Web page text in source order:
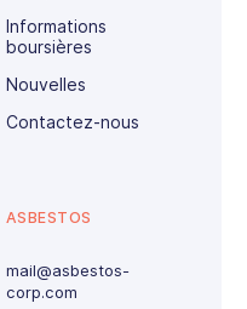
Informations
boursières
Nouvelles
Contactez-nous
ASBESTOS
mail@asbestos-
corp.com